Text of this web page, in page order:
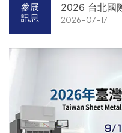
參展
訊息
2026 台北國
2026-07-17